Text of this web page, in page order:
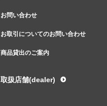
お問い合わせ
お取引についてのお問い合わせ
商品貸出のご案内
取扱店舗(dealer)